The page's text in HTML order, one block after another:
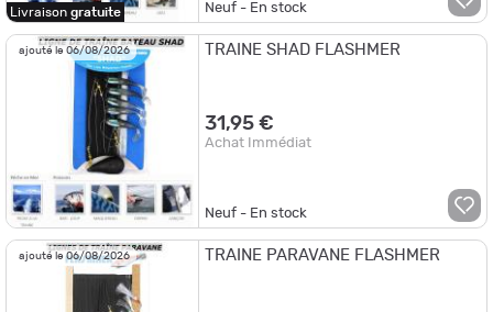
Livraison gratuite Neuf - En stock
ajouté le 06/08/2026 TRAINE SHAD FLASHMER
31,95 €
Achat Immédiat
Neuf - En stock
ajouté le 06/08/2026 TRAINE PARAVANE FLASHMER